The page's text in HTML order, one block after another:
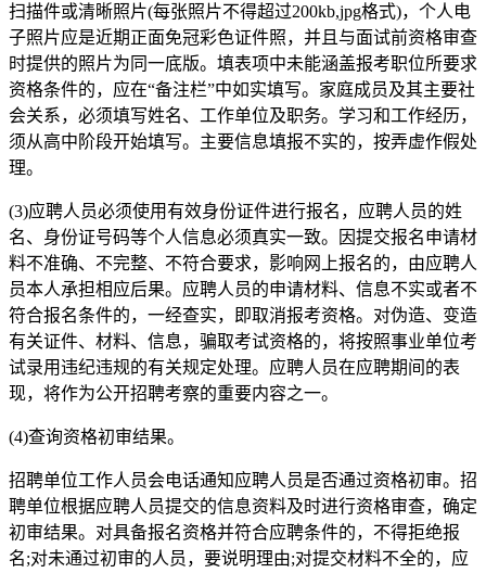
扫描件或清晰照片(每张照片不得超过200kb,jpg格式)，个人电
子照片应是近期正面免冠彩色证件照，并且与面试前资格审查
时提供的照片为同一底版。填表项中未能涵盖报考职位所要求
资格条件的，应在“备注栏”中如实填写。家庭成员及其主要社
会关系，必须填写姓名、工作单位及职务。学习和工作经历，
须从高中阶段开始填写。主要信息填报不实的，按弄虚作假处
理。
(3)应聘人员必须使用有效身份证件进行报名，应聘人员的姓
名、身份证号码等个人信息必须真实一致。因提交报名申请材
料不准确、不完整、不符合要求，影响网上报名的，由应聘人
员本人承担相应后果。应聘人员的申请材料、信息不实或者不
符合报名条件的，一经查实，即取消报考资格。对伪造、变造
有关证件、材料、信息，骗取考试资格的，将按照事业单位考
试录用违纪违规的有关规定处理。应聘人员在应聘期间的表
现，将作为公开招聘考察的重要内容之一。
(4)查询资格初审结果。
招聘单位工作人员会电话通知应聘人员是否通过资格初审。招
聘单位根据应聘人员提交的信息资料及时进行资格审查，确定
初审结果。对具备报名资格并符合应聘条件的，不得拒绝报
名;对未通过初审的人员，要说明理由;对提交材料不全的，应